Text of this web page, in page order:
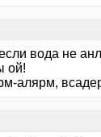
вода не
ой!
алярм,